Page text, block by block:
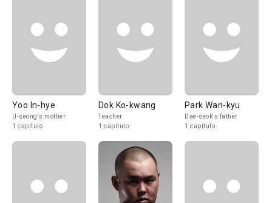
Yoo In-hye
U-seong's mother
1 capítulo
Dok Ko-kwang
Teacher
1 capítulo
Park Wan-kyu
Dae-seok's father
1 capítulo